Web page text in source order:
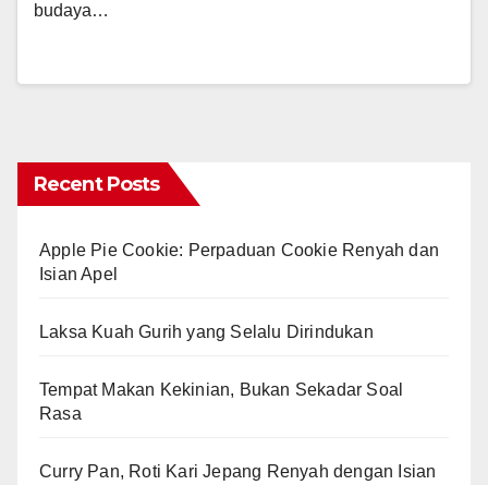
budaya…
Recent Posts
Apple Pie Cookie: Perpaduan Cookie Renyah dan
Isian Apel
Laksa Kuah Gurih yang Selalu Dirindukan
Tempat Makan Kekinian, Bukan Sekadar Soal
Rasa
Curry Pan, Roti Kari Jepang Renyah dengan Isian